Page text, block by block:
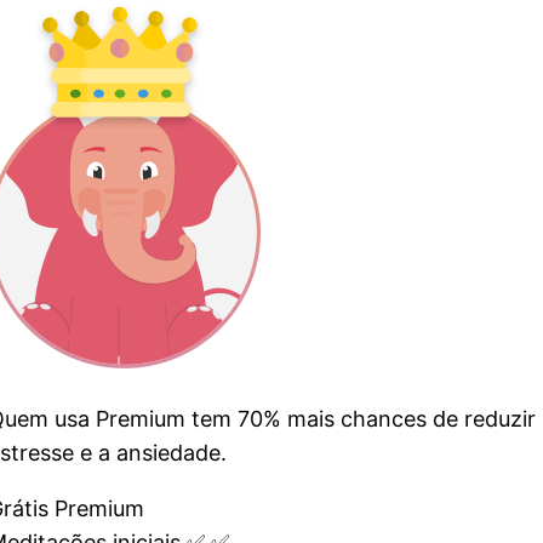
usa Premium tem 70% mais chances de reduzir
e a ansiedade.
Premium